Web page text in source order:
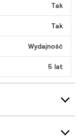
Tak
Tak
Wydajność
5 lat